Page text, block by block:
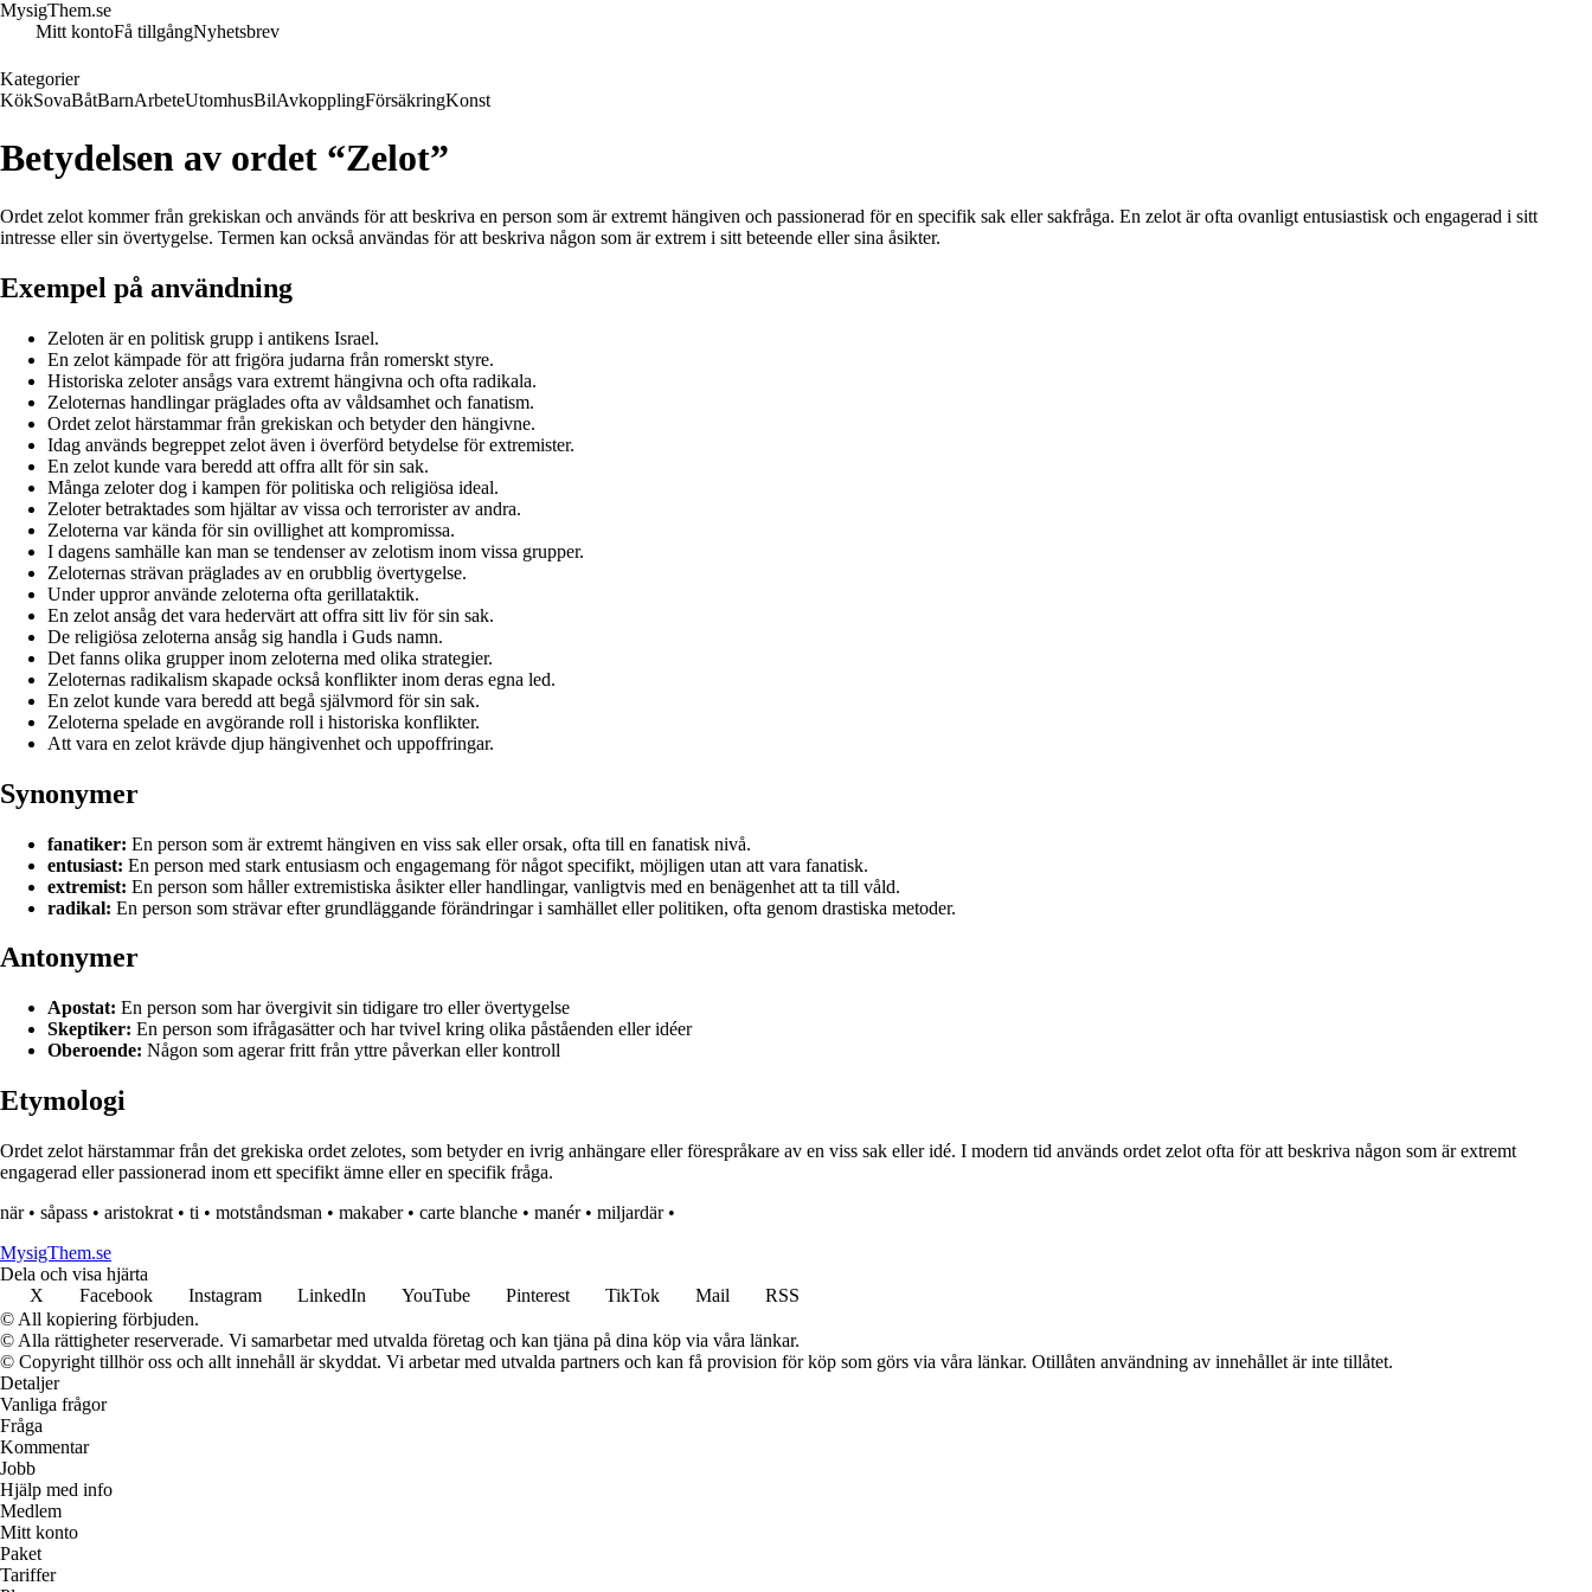
MysigThem.se
Mitt kontoFå tillgångNyhetsbrev
Kategorier
KökSovaBåtBarnArbeteUtomhusBilAvkopplingFörsäkringKonst
Betydelsen av ordet “Zelot”
Ordet zelot kommer från grekiskan och används för att beskriva en person som är extremt hängiven och passionerad för en specifik sak eller sakfråga. En zelot är ofta ovanligt entusiastisk och engagerad i sitt
intresse eller sin övertygelse. Termen kan också användas för att beskriva någon som är extrem i sitt beteende eller sina åsikter.
Exempel på användning
Zeloten är en politisk grupp i antikens Israel.
En zelot kämpade för att frigöra judarna från romerskt styre.
Historiska zeloter ansågs vara extremt hängivna och ofta radikala.
Zeloternas handlingar präglades ofta av våldsamhet och fanatism.
Ordet zelot härstammar från grekiskan och betyder den hängivne.
Idag används begreppet zelot även i överförd betydelse för extremister.
En zelot kunde vara beredd att offra allt för sin sak.
Många zeloter dog i kampen för politiska och religiösa ideal.
Zeloter betraktades som hjältar av vissa och terrorister av andra.
Zeloterna var kända för sin ovillighet att kompromissa.
I dagens samhälle kan man se tendenser av zelotism inom vissa grupper.
Zeloternas strävan präglades av en orubblig övertygelse.
Under uppror använde zeloterna ofta gerillataktik.
En zelot ansåg det vara hedervärt att offra sitt liv för sin sak.
De religiösa zeloterna ansåg sig handla i Guds namn.
Det fanns olika grupper inom zeloterna med olika strategier.
Zeloternas radikalism skapade också konflikter inom deras egna led.
En zelot kunde vara beredd att begå självmord för sin sak.
Zeloterna spelade en avgörande roll i historiska konflikter.
Att vara en zelot krävde djup hängivenhet och uppoffringar.
Synonymer
fanatiker: En person som är extremt hängiven en viss sak eller orsak, ofta till en fanatisk nivå.
entusiast: En person med stark entusiasm och engagemang för något specifikt, möjligen utan att vara fanatisk.
extremist: En person som håller extremistiska åsikter eller handlingar, vanligtvis med en benägenhet att ta till våld.
radikal: En person som strävar efter grundläggande förändringar i samhället eller politiken, ofta genom drastiska metoder.
Antonymer
Apostat: En person som har övergivit sin tidigare tro eller övertygelse
Skeptiker: En person som ifrågasätter och har tvivel kring olika påståenden eller idéer
Oberoende: Någon som agerar fritt från yttre påverkan eller kontroll
Etymologi
Ordet zelot härstammar från det grekiska ordet zelotes, som betyder en ivrig anhängare eller förespråkare av en viss sak eller idé. I modern tid används ordet zelot ofta för att beskriva någon som är extremt
engagerad eller passionerad inom ett specifikt ämne eller en specifik fråga.
när• såpass • aristokrat • ti • motståndsman • makaber• carte blanche • manér• miljardär•
MysigThem.se
Dela och visa hjärta
X
Facebook Instagram LinkedIn YouTube Pinterest TikTok Mail
RSS
© All kopiering förbjuden.
© Alla rättigheter reserverade. Vi samarbetar med utvalda företag och kan tjäna på dina köp via våra länkar.
© Copyright tillhör oss och allt innehåll är skyddat. Vi arbetar med utvalda partners och kan få provision för köp som görs via våra länkar. Otillåten användning av innehållet är inte tillåtet.
Detaljer
Vanliga frågor
Fråga
Kommentar
Jobb
Hjälp med info
Medlem
Mitt konto
Paket
Tariffer